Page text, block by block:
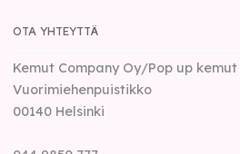
OTA YHTEYTTÄ
Kemut Company Oy/Pop up kemut
Vuorimiehenpuistikko
00140 Helsinki